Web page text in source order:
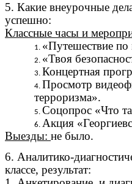
5. Какие внеурочные
успешно:
Классные часы и
«Путешествие
«Твоя
Концертная
Просмотр
терроризма».
Соцопрос «Что
Акция
Выезды: не было.
6. Аналитико-
классе, результат: